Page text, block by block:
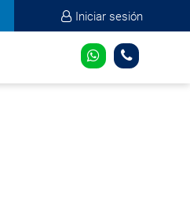
Iniciar sesión